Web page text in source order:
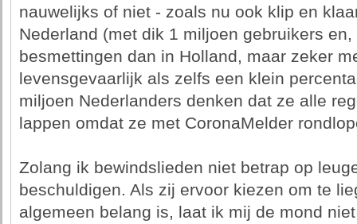
nauwelijks of niet - zoals nu ook klip en
Nederland (met dik 1 miljoen gebruikers
besmettingen dan in Holland, maar zeker
levensgevaarlijk als zelfs een klein
miljoen Nederlanders denken dat ze alle
lappen omdat ze met CoronaMelder
Zolang ik bewindslieden niet betrap op
beschuldigen. Als zij ervoor kiezen om te
algemeen belang is, laat ik mij de mond